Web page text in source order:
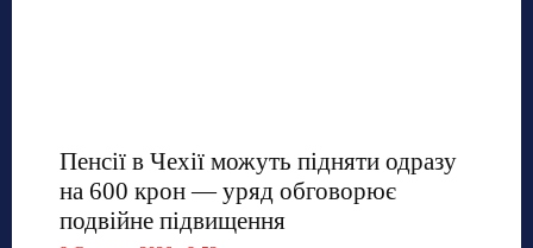
Пенсії в Чехії можуть підняти одразу
на 600 крон — уряд обговорює
подвійне підвищення